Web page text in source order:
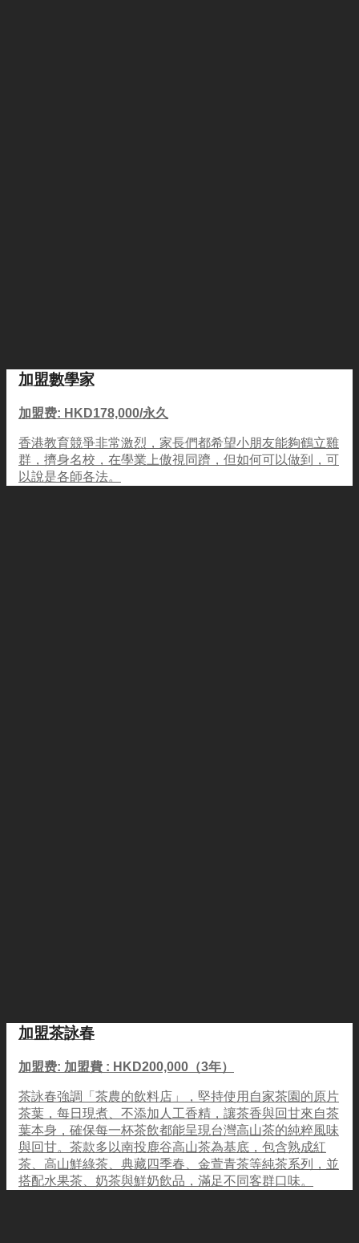
加盟數學家
加盟费: HKD178,000/永久
香港教育競爭非常激烈，家長們都希望小朋友能夠鶴立雞
群，擠身名校，在學業上傲視同躋，但如何可以做到，可
以說是各師各法。
加盟茶詠春
加盟费: 加盟費 : HKD200,000（3年）
茶詠春強調「茶農的飲料店」，堅持使用自家茶園的原片
茶葉，每日現煮、不添加人工香精，讓茶香與回甘來自茶
葉本身，確保每一杯茶飲都能呈現台灣高山茶的純粹風味
與回甘。茶款多以南投鹿谷高山茶為基底，包含熟成紅
茶、高山鮮綠茶、典藏四季春、金萱青茶等純茶系列，並
搭配水果茶、奶茶與鮮奶飲品，滿足不同客群口味。